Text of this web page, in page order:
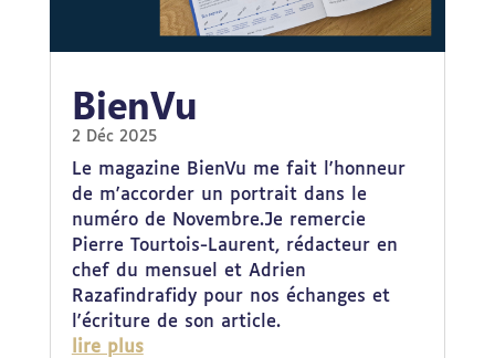
BienVu
2 Déc 2025
Le magazine BienVu me fait l'honneur
de m'accorder un portrait dans le
numéro de Novembre.Je remercie
Pierre Tourtois-Laurent, rédacteur en
chef du mensuel et Adrien
Razafindrafidy pour nos échanges et
l'écriture de son article.
lire plus